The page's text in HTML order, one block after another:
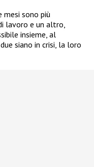
mesi sono più
lavoro e un altro,
insieme, al
siano in crisi, la loro